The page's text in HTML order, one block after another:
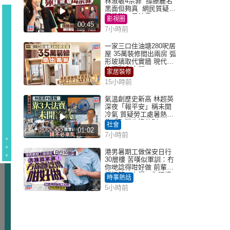
00:45
黑面但夠真 網民質疑：
真係咁一早被雪
影視圈
7小時前
一家三口住油塘280呎居
屋 35萬裝修間出兩房 弧
形玻璃取代實牆 現代神
枱櫃融入玄關
家居裝修
15小時前
01:02
氣溫創歷史新高 林超英
深夜「報平安」稱未開
冷氣 質疑勞工處暑熱警
告「取消也沒分別」
社會
7小時前
港男暑期工做保安日行
30層樓 苦嘆似軍訓：冇
你哋諗得咁好做 前輩傳
授搵筍工心得：你唔識
揀盤啫｜Juicy叮
時事熱話
5小時前